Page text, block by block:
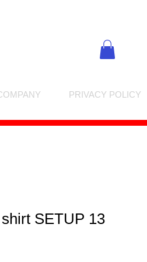
PRIVACY POLICY
SETUP 13